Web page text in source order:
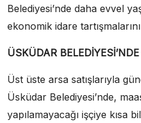
Belediyesi’nde daha evvel
ekonomik idare
ÜSKÜDAR
Üst üste arsa satışlarıyla
Üsküdar Belediyesi’nde,
yapılamayacağı işçiye kısa